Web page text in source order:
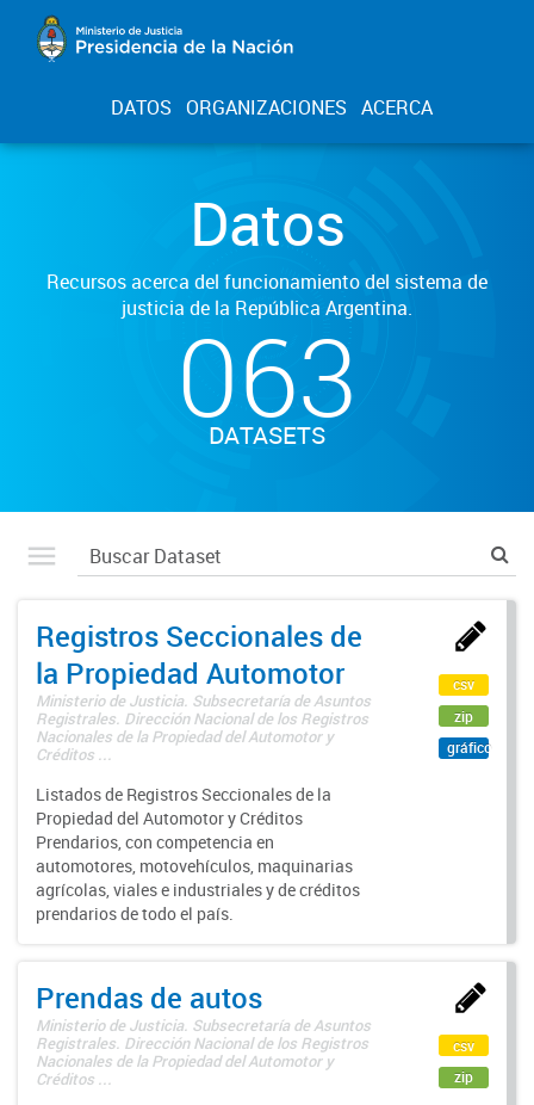
DATOS ORGANIZACIONES ACERCA
Datos
Recursos acerca del funcionamiento del sistema de
justicia de la República Argentina.
063
DATASETS
Registros Seccionales de
la Propiedad Automotor
Ministerio de Justicia. Subsecretaría de Asuntos
Registrales. Dirección Nacional de los Registros
Nacionales de la Propiedad del Automotor y
Créditos ...
Listados de Registros Seccionales de la
Propiedad del Automotor y Créditos
Prendarios, con competencia en
automotores, motovehículos, maquinarias
agrícolas, viales e industriales y de créditos
prendarios de todo el país.
csv
zip
gráfico
Prendas de autos
Ministerio de Justicia. Subsecretaría de Asuntos
Registrales. Dirección Nacional de los Registros
Nacionales de la Propiedad del Automotor y
Créditos ...
csv
zip